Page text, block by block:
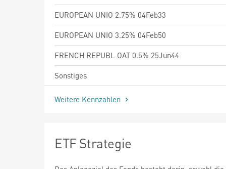
EUROPEAN UNIO 2.75% 04Feb33
EUROPEAN UNIO 3.25% 04Feb50
FRENCH REPUBL OAT 0.5% 25Jun44
Sonstiges
Weitere Kennzahlen
ETF Strategie